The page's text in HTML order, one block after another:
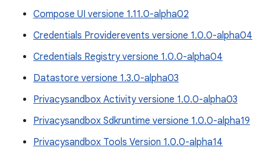
Compose UI versione 1.11.0-alpha02
Credentials Providerevents versione 1.0.0-alpha04
Credentials Registry versione 1.0.0-alpha04
Datastore versione 1.3.0-alpha03
Privacysandbox Activity versione 1.0.0-alpha03
Privacysandbox Sdkruntime versione 1.0.0-alpha19
Privacysandbox Tools Version 1.0.0-alpha14